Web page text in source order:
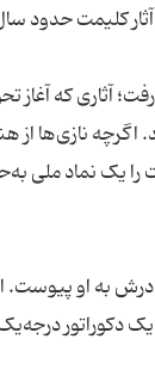
آثاری که
اگرچه نازی‌ها
برادرش به او
دکوراتور